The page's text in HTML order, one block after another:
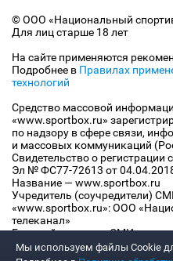
© ООО «Национальный
Для лиц старше 18 лет
На сайте применяются
Подробнее в Правилах
технологий
Средство массовой
«www.sportbox.ru»
по надзору в сфере связи,
и массовых коммуникаций
Свидетельство о
Эл № ФС77-72613 от
Название — www.sportbox.ru
Учредитель (соучредители)
«www.sportbox.ru»: ООО
телеканал»
Главный редактор СМИ
Конов В.А.
Номер телефона редакции
Мы используем файлы Сookie